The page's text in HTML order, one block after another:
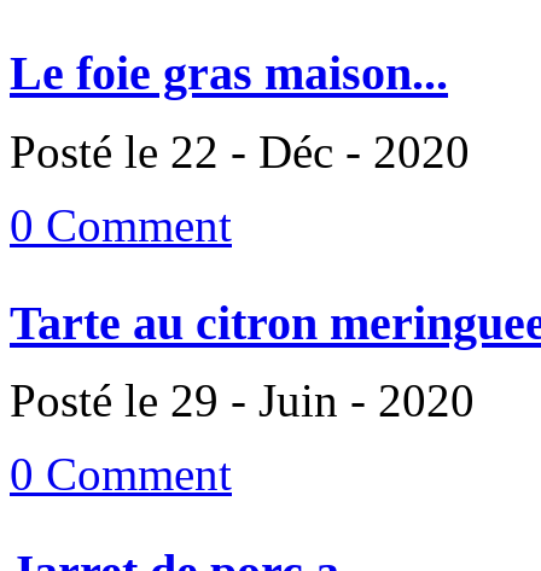
Le foie gras maison...
Posté le 22 - Déc - 2020
0 Comment
Tarte au citron
Posté le 29 - Juin - 2020
0 Comment